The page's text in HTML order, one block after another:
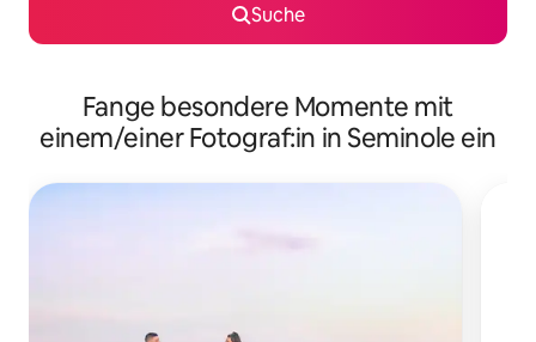
Suche
Fange besondere Momente mit
einem/einer Fotograf:in in Seminole ein